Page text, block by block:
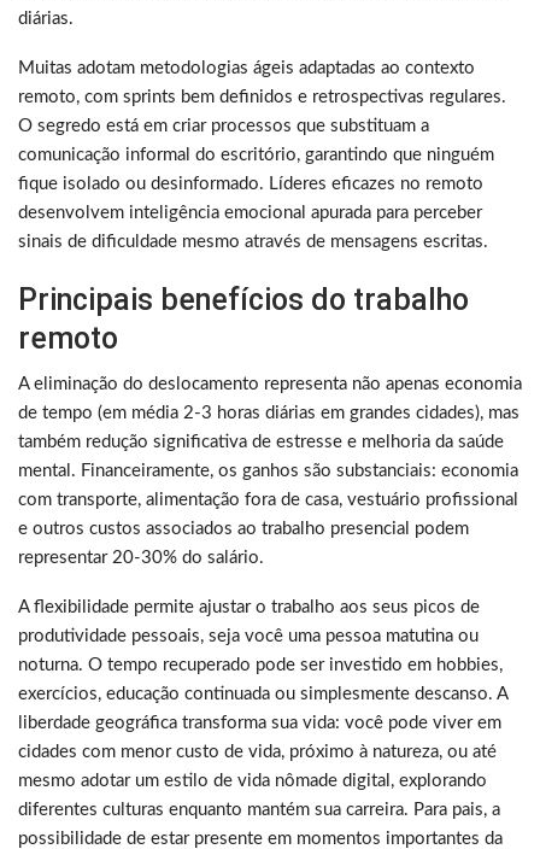
diárias.
Muitas adotam metodologias ágeis adaptadas ao contexto
remoto, com sprints bem definidos e retrospectivas regulares.
O segredo está em criar processos que substituam a
comunicação informal do escritório, garantindo que ninguém
fique isolado ou desinformado. Líderes eficazes no remoto
desenvolvem inteligência emocional apurada para perceber
sinais de dificuldade mesmo através de mensagens escritas.
Principais benefícios do trabalho
remoto
A eliminação do deslocamento representa não apenas economia
de tempo (em média 2-3 horas diárias em grandes cidades), mas
também redução significativa de estresse e melhoria da saúde
mental. Financeiramente, os ganhos são substanciais: economia
com transporte, alimentação fora de casa, vestuário profissional
e outros custos associados ao trabalho presencial podem
representar 20-30% do salário.
A flexibilidade permite ajustar o trabalho aos seus picos de
produtividade pessoais, seja você uma pessoa matutina ou
noturna. O tempo recuperado pode ser investido em hobbies,
exercícios, educação continuada ou simplesmente descanso. A
liberdade geográfica transforma sua vida: você pode viver em
cidades com menor custo de vida, próximo à natureza, ou até
mesmo adotar um estilo de vida nômade digital, explorando
diferentes culturas enquanto mantém sua carreira. Para pais, a
possibilidade de estar presente em momentos importantes da